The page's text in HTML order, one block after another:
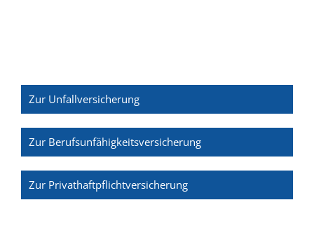
Zur Unfallversicherung
Zur Berufsunfähigkeitsversicherung
Zur Privathaftpflichtversicherung